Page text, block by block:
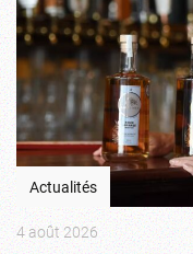
Actualités
4 août 2026